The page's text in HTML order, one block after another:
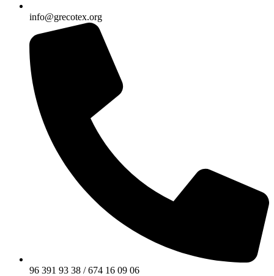
info@grecotex.org
96 391 93 38 / 674 16 09 06